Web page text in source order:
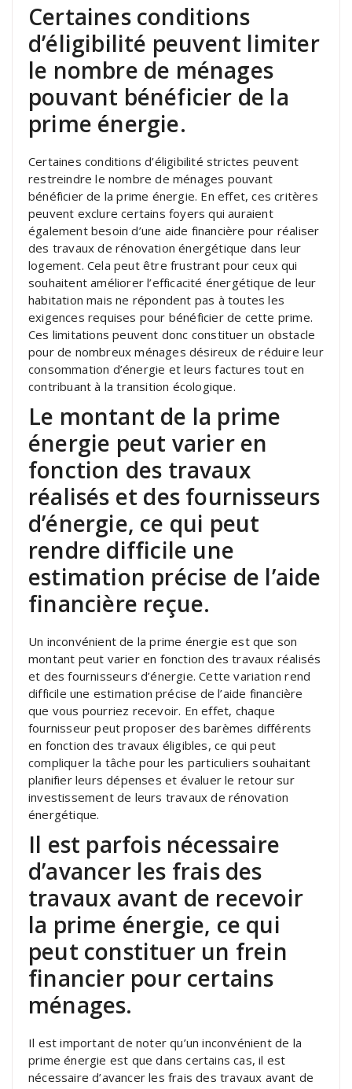
Certaines conditions
d’éligibilité peuvent limiter
le nombre de ménages
pouvant bénéficier de la
prime énergie.
Certaines conditions d’éligibilité strictes peuvent
restreindre le nombre de ménages pouvant
bénéficier de la prime énergie. En effet, ces critères
peuvent exclure certains foyers qui auraient
également besoin d’une aide financière pour réaliser
des travaux de rénovation énergétique dans leur
logement. Cela peut être frustrant pour ceux qui
souhaitent améliorer l’efficacité énergétique de leur
habitation mais ne répondent pas à toutes les
exigences requises pour bénéficier de cette prime.
Ces limitations peuvent donc constituer un obstacle
pour de nombreux ménages désireux de réduire leur
consommation d’énergie et leurs factures tout en
contribuant à la transition écologique.
Le montant de la prime
énergie peut varier en
fonction des travaux
réalisés et des fournisseurs
d’énergie, ce qui peut
rendre difficile une
estimation précise de l’aide
financière reçue.
Un inconvénient de la prime énergie est que son
montant peut varier en fonction des travaux réalisés
et des fournisseurs d’énergie. Cette variation rend
difficile une estimation précise de l’aide financière
que vous pourriez recevoir. En effet, chaque
fournisseur peut proposer des barèmes différents
en fonction des travaux éligibles, ce qui peut
compliquer la tâche pour les particuliers souhaitant
planifier leurs dépenses et évaluer le retour sur
investissement de leurs travaux de rénovation
énergétique.
Il est parfois nécessaire
d’avancer les frais des
travaux avant de recevoir
la prime énergie, ce qui
peut constituer un frein
financier pour certains
ménages.
Il est important de noter qu’un inconvénient de la
prime énergie est que dans certains cas, il est
nécessaire d’avancer les frais des travaux avant de